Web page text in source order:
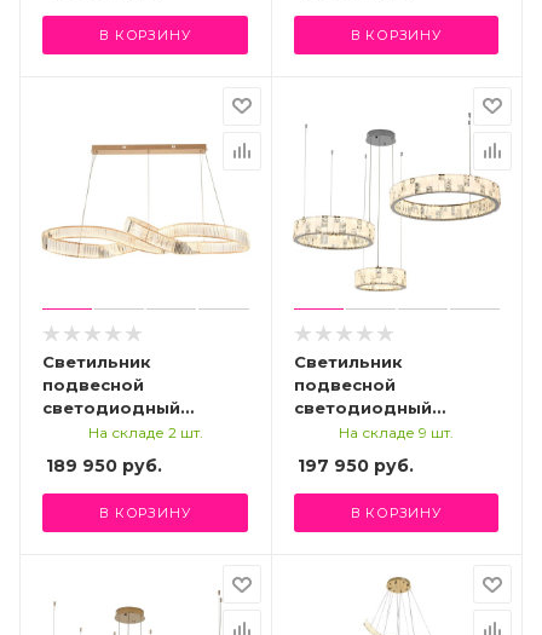
В КОРЗИНУ В КОРЗИНУ
Светильник
подвесной
светодиодный
Stilfort 4020/03/16PL,
На складе 2 шт.
189 950 руб.
В КОРЗИНУ
Светильник
подвесной
светодиодный
Stilfort 4015/09/03P,
На складе 9 шт.
197 950руб.
В КОРЗИНУ